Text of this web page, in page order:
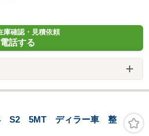
庫確認・見積依頼
電話する
S2 5MT ディラー車 整